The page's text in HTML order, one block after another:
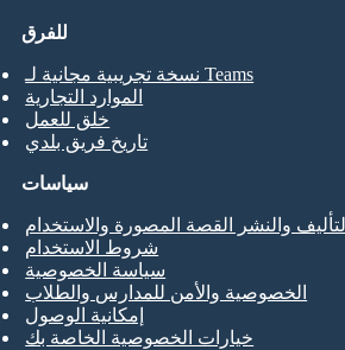
للفرق
نسخة تجريبية مجانية لـ Teams
الموارد التجارية
خلق للعمل
تاريخ فريق بلدي
سياسات
والنشر القصة المصورة والاستخدام
شروط الاستخدام
سياسة الخصوصية
الخصوصية والأمن للمدارس والطلاب
إمكانية الوصول
خيارات الخصوصية الخاصة بك